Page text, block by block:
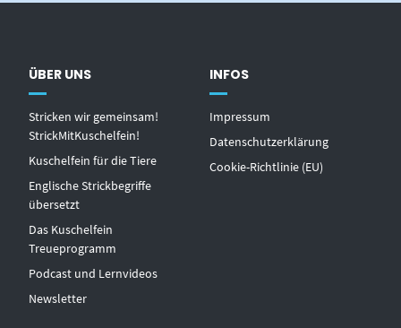
ÜBER UNS
Stricken wir gemeinsam!
StrickMitKuschelfein!
Kuschelfein für die Tiere
Englische Strickbegriffe
übersetzt
Das Kuschelfein
Treueprogramm
Podcast und Lernvideos
Newsletter
INFOS
Impressum
Datenschutzerklärung
Cookie-Richtlinie (EU)